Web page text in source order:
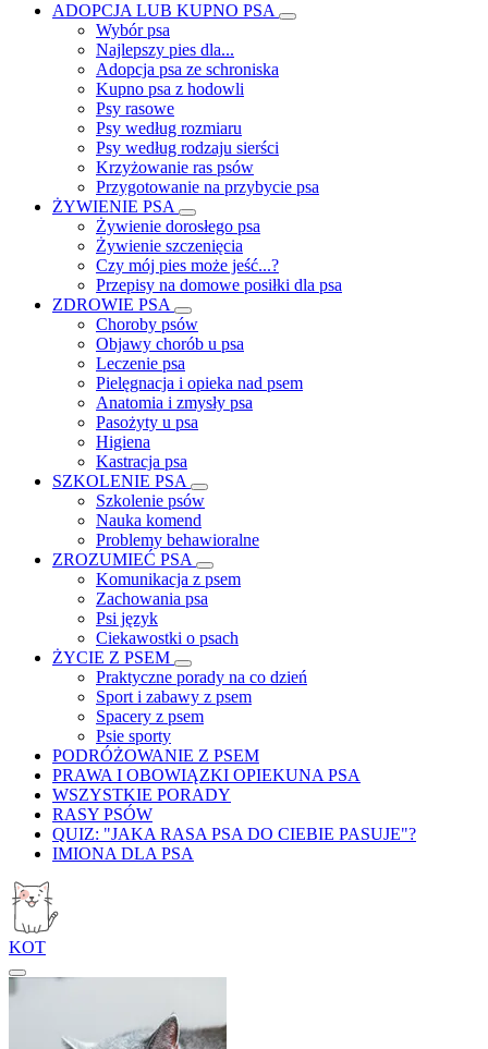
ADOPCJA LUB KUPNO PSA
Wybór psa
Najlepszy pies dla...
Adopcja psa ze schroniska
Kupno psa z hodowli
Psy rasowe
Psy według rozmiaru
Psy według rodzaju sierści
Krzyżowanie ras psów
Przygotowanie na przybycie psa
ŻYWIENIE PSA
Żywienie dorosłego psa
Żywienie szczenięcia
Czy mój pies może jeść...?
Przepisy na domowe posiłki dla psa
ZDROWIE PSA
Choroby psów
Objawy chorób u psa
Leczenie psa
Pielęgnacja i opieka nad psem
Anatomia i zmysły psa
Pasożyty u psa
Higiena
Kastracja psa
SZKOLENIE PSA
Szkolenie psów
Nauka komend
Problemy behawioralne
ZROZUMIEĆ PSA
Komunikacja z psem
Zachowania psa
Psi język
Ciekawostki o psach
ŻYCIE Z PSEM
Praktyczne porady na co dzień
Sport i zabawy z psem
Spacery z psem
Psie sporty
PODRÓŻOWANIE Z PSEM
PRAWA I OBOWIĄZKI OPIEKUNA PSA
WSZYSTKIE PORADY
RASY PSÓW
QUIZ: "JAKA RASA PSA DO CIEBIE PASUJE"?
IMIONA DLA PSA
KOT